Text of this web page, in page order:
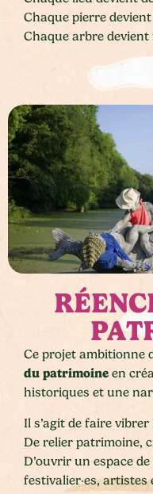
Chaque pierre
Chaque arbre devient
Ce projet ambitionne
du patrimoine en
historiques et une
Il s’agit de faire
De relier patrimoine,
D’ouvrir un espace
festivalier·es, artistes